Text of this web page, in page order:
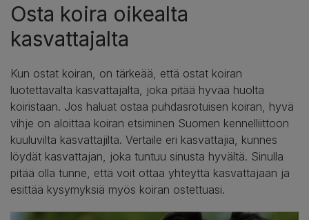
Osta koira oikealta
kasvattajalta
Kun ostat koiran, on tärkeää, että ostat koiran
luotettavalta kasvattajalta, joka pitää hyvää huolta
koiristaan. Jos haluat ostaa puhdasrotuisen koiran, hyvä
vihje on aloittaa koiran etsiminen Suomen kennelliittoon
kuuluvilta kasvattajilta. Vertaile eri kasvattajia, kunnes
löydät kasvattajan, joka tuntuu sinusta hyvältä. Sinulla
pitää olla tunne, että voit ottaa yhteyttä kasvattajaan ja
esittää kysymyksiä myös koiran ostettuasi.